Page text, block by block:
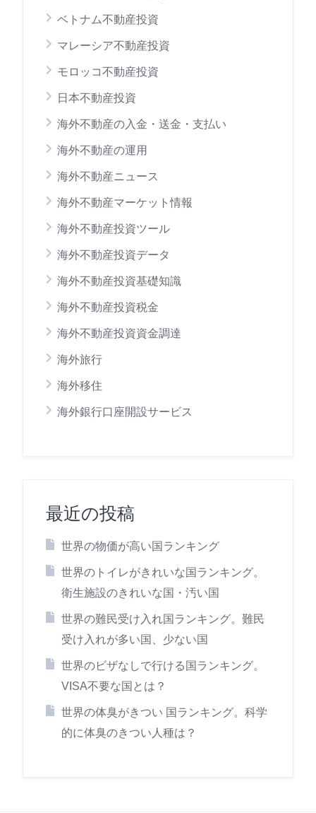
ベトナム不動産投資
マレーシア不動産投資
モロッコ不動産投資
日本不動産投資
海外不動産の入金・送金・支払い
海外不動産の運用
海外不動産ニュース
海外不動産マーケット情報
海外不動産投資ツール
海外不動産投資データ
海外不動産投資基礎知識
海外不動産投資税金
海外不動産投資資金調達
海外旅行
海外移住
海外銀行口座開設サービス
最近の投稿
世界の物価が高い国ランキング
世界のトイレがきれいな国ランキング。
衛生施設のきれいな国・汚い国
世界の難民受け入れ国ランキング。難民
受け入れが多い国、少ない国
世界のビザなしで行ける国ランキング。
VISA不要な国とは？
世界の体臭がきつい 国ランキング。科学
的に体臭のきつい人種は？